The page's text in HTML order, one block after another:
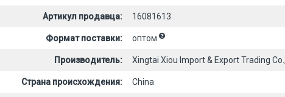
Артикул продавца: 16081613
Формат поставки: оптом
Производитель: Xingtai Xiou Import & Export Trading
Страна происхождения: China